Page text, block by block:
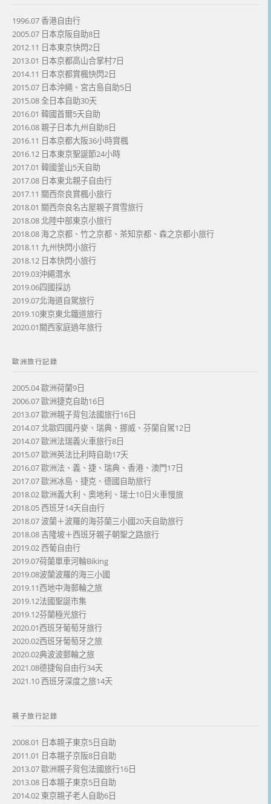
1996.07 香港自由行
2005.07 日本京阪自助8日
2012.11 日本東京快閃2日
2013.01 日本京都高山合掌村7日
2014.11 日本京都賞楓快閃2日
2015.07 日本沖繩、宮古島自助5日
2015.08 全日本自助30天
2016.01 韓國首爾5天自助
2016.08 親子日本九州自助8日
2016.11 日本京都大阪36小時賞楓
2016.12 日本東京聖誕節24小時
2017.01 韓國釜山5天自助
2017.08 日本東北親子自由行
2017.11 關西奈良賞楓小旅行
2018.01 關西奈良名古屋親子賞雪旅行
2018.08 北陸中部東京小旅行
2018.08 海之京都、竹之京都、茶知京都、森之京都小旅行
2018.11 九州快閃小旅行
2018.12 日本快閃小旅行
2019.03沖繩潛水
2019.06四國採訪
2019.07北海道自駕旅行
2019.10東京東北鐵道旅行
2020.01關西家庭過年旅行
歐洲旅行記錄
2005.04 歐洲荷蘭9日
2006.07 歐洲捷克自助16日
2013.07 歐洲親子背包法國旅行16日
2014.07 北歐四國丹麥、瑞典、挪威、芬蘭自駕12日
2014.07 歐洲法瑞義火車旅行8日
2015.07 歐洲英法比利時自助17天
2016.07 歐洲法、義、捷、瑞典、香港、澳門17日
2017.07 歐洲冰島、捷克、德國自助旅行
2018.02 歐洲義大利、奧地利、瑞士10日火車慢旅
2018.05 西班牙14天自由行
2018.07 波蘭＋波羅的海芬蘭三小國20天自助旅行
2018.08 吉隆坡＋西班牙親子朝聖之路旅行
2019.02 西葡自由行
2019.07荷蘭單車河輪Biking
2019.08波蘭波羅的海三小國
2019.11西地中海郵輪之旅
2019.12法國聖誕市集
2019.12芬蘭極光旅行
2020.01西班牙葡萄牙旅行
2020.02西班牙葡萄牙之旅
2020.02典波波郵輪之旅
2021.08德捷匈自由行34天
2021.10 西班牙深度之旅14天
親子旅行記錄
2008.01 日本親子東京5日自助
2011.01 日本親子京阪8日自助
2013.07 歐洲親子背包法國旅行16日
2013.08 日本親子東京5日自助
2014.02 東京親子老人自助6日